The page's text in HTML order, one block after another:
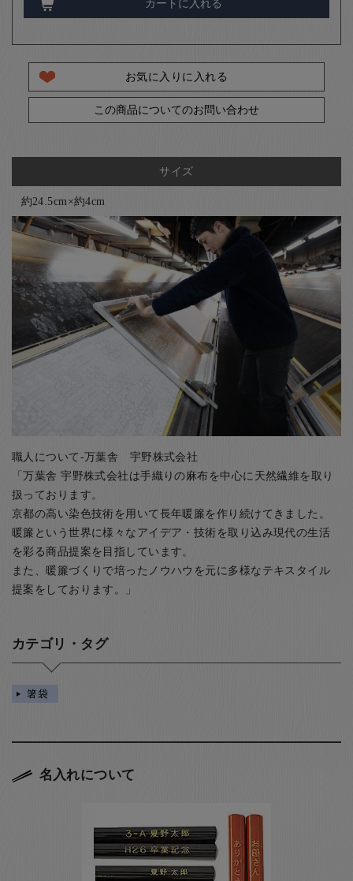
カートに入れる
お気に入りに入れる
この商品についてのお問い合わせ
サイズ
約24.5cm×約4cm
職人について-万葉舎 宇野株式会社
「万葉舎 宇野株式会社は手織りの麻布を中心に天然繊維を取り
扱っております。
京都の高い染色技術を用いて長年暖簾を作り続けてきました。
暖簾という世界に様々なアイデア・技術を取り込み現代の生活
を彩る商品提案を目指しています。
また、暖簾づくりで培ったノウハウを元に多様なテキスタイル
提案をしております。」
カテゴリ・タグ
箸袋
名入れについて